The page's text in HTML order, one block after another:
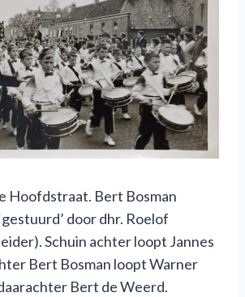
Hoofdstraat. Bert Bosman
door dhr. Roelof
Schuin achter loopt Jannes
Bert Bosman loopt Warner
Bert de Weerd.